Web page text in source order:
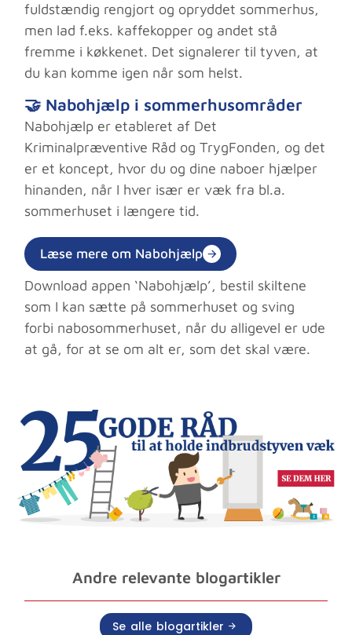
fuldstændig rengjort og opryddet sommerhus,
men lad f.eks. kaffekopper og andet stå
fremme i køkkenet. Det signalerer til tyven, at
du kan komme igen når som helst.
🤝 Nabohjælp i sommerhusområder
Nabohjælp er etableret af Det
Kriminalpræventive Råd og TrygFonden, og det
er et koncept, hvor du og dine naboer hjælper
hinanden, når I hver især er væk fra bl.a.
sommerhuset i længere tid.
Læse mere om Nabohjælp
Download appen ‘Nabohjælp’, bestil skiltene
som I kan sætte på sommerhuset og sving
forbi nabosommerhuset, når du alligevel er ude
at gå, for at se om alt er, som det skal være.
Andre relevante blogartikler
Se alle blogartikler